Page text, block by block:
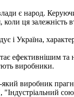
є народ.
ця залежність
і Україна,
ефективнішим та
виробники.
який виробник
"Індустріальний